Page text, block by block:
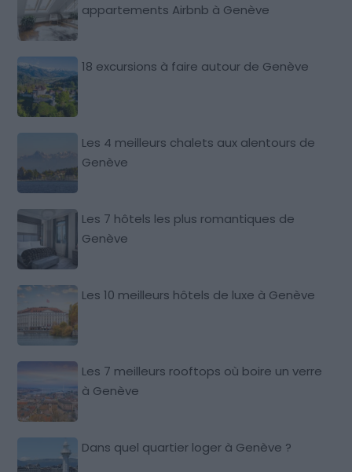
appartements Airbnb à Genève
18 excursions à faire autour de Genève
Les 4 meilleurs chalets aux alentours de
Genève
Les 7 hôtels les plus romantiques de
Genève
Les 10 meilleurs hôtels de luxe à Genève
Les 7 meilleurs rooftops où boire un verre
à Genève
Dans quel quartier loger à Genève ?